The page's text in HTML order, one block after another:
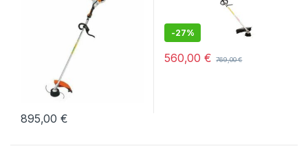
895,00€
-27%
560,00€ 769,00€